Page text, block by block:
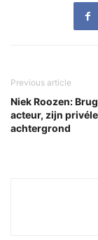
Previous article
Niek Roozen:
acteur, zijn
achtergrond